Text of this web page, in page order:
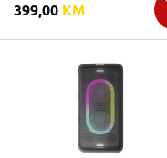
399,00 KM